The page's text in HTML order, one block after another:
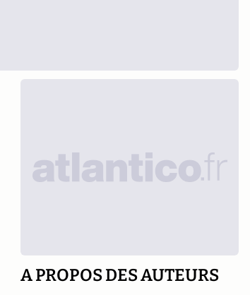
A PROPOS DES AUTEURS